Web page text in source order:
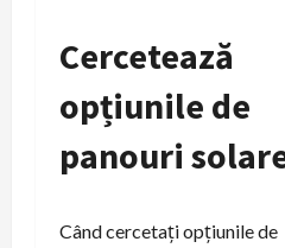
Cercetează
opțiunile de
panouri
Când cercetați opțiunile de